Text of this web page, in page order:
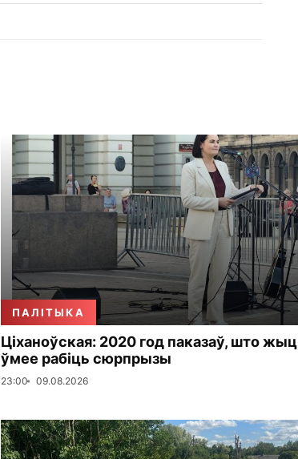
ПАЛІТЫКА
Ціханоўская: 2020 год паказаў, што
ўмее рабіць сюрпрызы
23:00 09.08.2026